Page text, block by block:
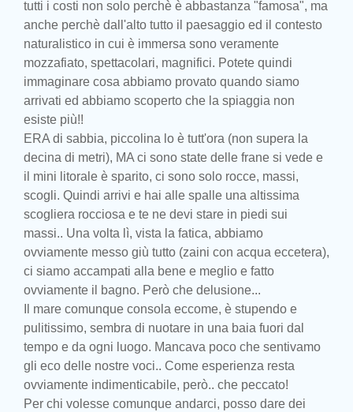
tutti i costi non solo perchè è abbastanza "famosa", ma
anche perchè dall'alto tutto il paesaggio ed il contesto
naturalistico in cui è immersa sono veramente
mozzafiato, spettacolari, magnifici. Potete quindi
immaginare cosa abbiamo provato quando siamo
arrivati ed abbiamo scoperto che la spiaggia non
esiste più!!
ERA di sabbia, piccolina lo è tutt'ora (non supera la
decina di metri), MA ci sono state delle frane si vede e
il mini litorale è sparito, ci sono solo rocce, massi,
scogli. Quindi arrivi e hai alle spalle una altissima
scogliera rocciosa e te ne devi stare in piedi sui
massi.. Una volta lì, vista la fatica, abbiamo
ovviamente messo giù tutto (zaini con acqua eccetera),
ci siamo accampati alla bene e meglio e fatto
ovviamente il bagno. Però che delusione...
Il mare comunque consola eccome, è stupendo e
pulitissimo, sembra di nuotare in una baia fuori dal
tempo e da ogni luogo. Mancava poco che sentivamo
gli eco delle nostre voci.. Come esperienza resta
ovviamente indimenticabile, però.. che peccato!
Per chi volesse comunque andarci, posso dare dei